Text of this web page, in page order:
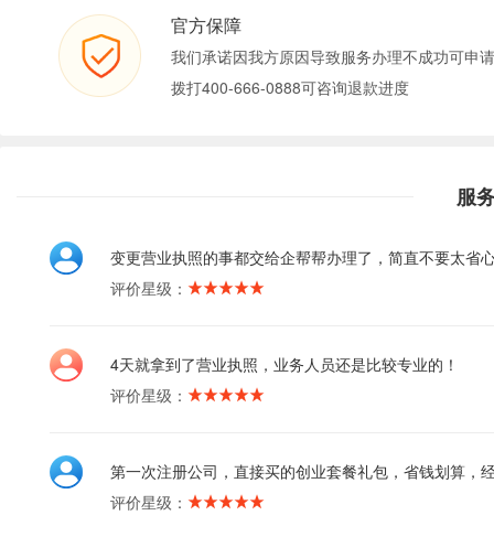
官方保障
我们承诺因我方原因导致服务办理不成功可申
拨打400-666-0888可咨询退款进度
服
变更营业执照的事都交给企帮帮办理了，简直不要太省
评价星级：
4天就拿到了营业执照，业务人员还是比较专业的！
评价星级：
第一次注册公司，直接买的创业套餐礼包，省钱划算，
评价星级：